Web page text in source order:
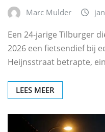
Marc Mulder
Een 24-jarige Tilburger
2026 een fietsendief bij
Heijnsstraat betrapte,
LEES MEER